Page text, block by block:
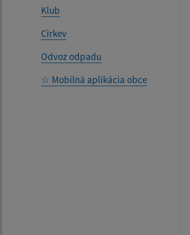
Klub
Cirkev
Odvoz odpadu
☆ Mobilná aplikácia obce